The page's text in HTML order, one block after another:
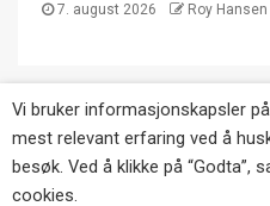
7. august 2026 Roy Hansen
Copyright ©
Pressetjeneste.
annonser er ikke tillatt uten
Vi bruker informasjonskapsler
mest relevant erfaring ved å
besøk. Ved å klikke på “Godta”,
cookies.